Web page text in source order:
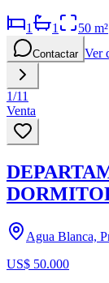
1 1 50 m²
Contactar Ver
1/11
Venta
Agua Blanca,
US$ 50.000